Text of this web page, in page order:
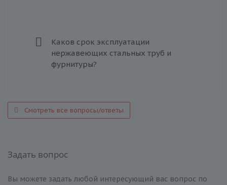
Каков срок эксплуатации
нержавеющих стальных труб и
фурнитуры?
Смотреть все вопросы/ответы
Задать вопрос
Вы можете задать любой интересующий вас вопрос по